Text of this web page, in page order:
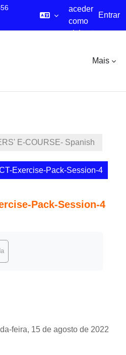
aceder
como
visitante
Entrar
Mais
E-COURSE- Spanish
Exercise-Pack-Session-4
Pack-Session-4
feira, 15 de agosto de 2022